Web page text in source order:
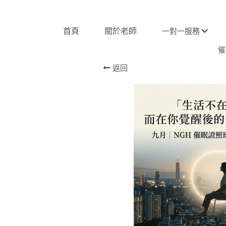
首頁 關於老師 一對一服務
返回